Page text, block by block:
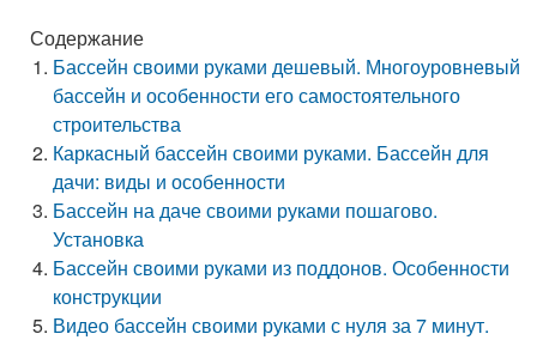
Содержание
Бассейн своими руками дешевый. Многоуровневый
бассейн и особенности его самостоятельного
строительства
Каркасный бассейн своими руками. Бассейн для
дачи: виды и особенности
Бассейн на даче своими руками пошагово.
Установка
Бассейн своими руками из поддонов. Особенности
конструкции
Видео бассейн своими руками с нуля за 7 минут.